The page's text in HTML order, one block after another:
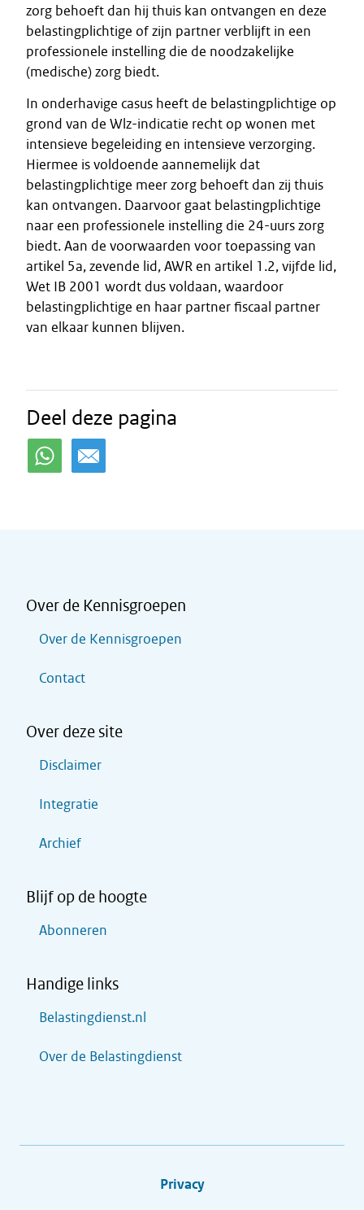
zorg behoeft dan hij thuis kan ontvangen en deze
belastingplichtige of zijn partner verblijft in een
professionele instelling die de noodzakelijke
(medische) zorg biedt.
In onderhavige casus heeft de belastingplichtige op
grond van de Wlz-indicatie recht op wonen met
intensieve begeleiding en intensieve verzorging.
Hiermee is voldoende aannemelijk dat
belastingplichtige meer zorg behoeft dan zij thuis
kan ontvangen. Daarvoor gaat belastingplichtige
naar een professionele instelling die 24-uurs zorg
biedt. Aan de voorwaarden voor toepassing van
artikel 5a, zevende lid, AWR en artikel 1.2, vijfde lid,
Wet IB 2001 wordt dus voldaan, waardoor
belastingplichtige en haar partner fiscaal partner
van elkaar kunnen blijven.
Deel deze pagina
Over de Kennisgroepen
Over de Kennisgroepen
Contact
Over deze site
Disclaimer
Integratie
Archief
Blijf op de hoogte
Abonneren
Handige links
Belastingdienst.nl
Over de Belastingdienst
Privacy